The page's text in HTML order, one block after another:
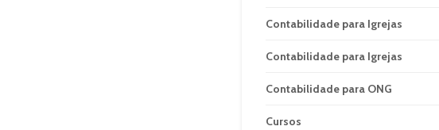
Contabilidade para Igrejas
Contabilidade para Igrejas
Contabilidade para ONG
Cursos